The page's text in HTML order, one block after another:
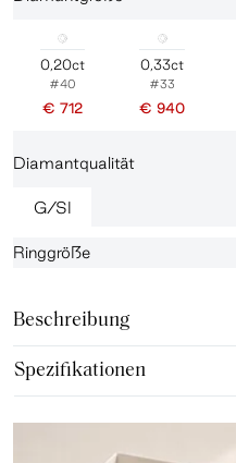
0,20ct
#40
€ 712
0,33ct
#33
€ 940
Diamantqualität
G/SI
Ringgröße
Beschreibung
Spezifikationen